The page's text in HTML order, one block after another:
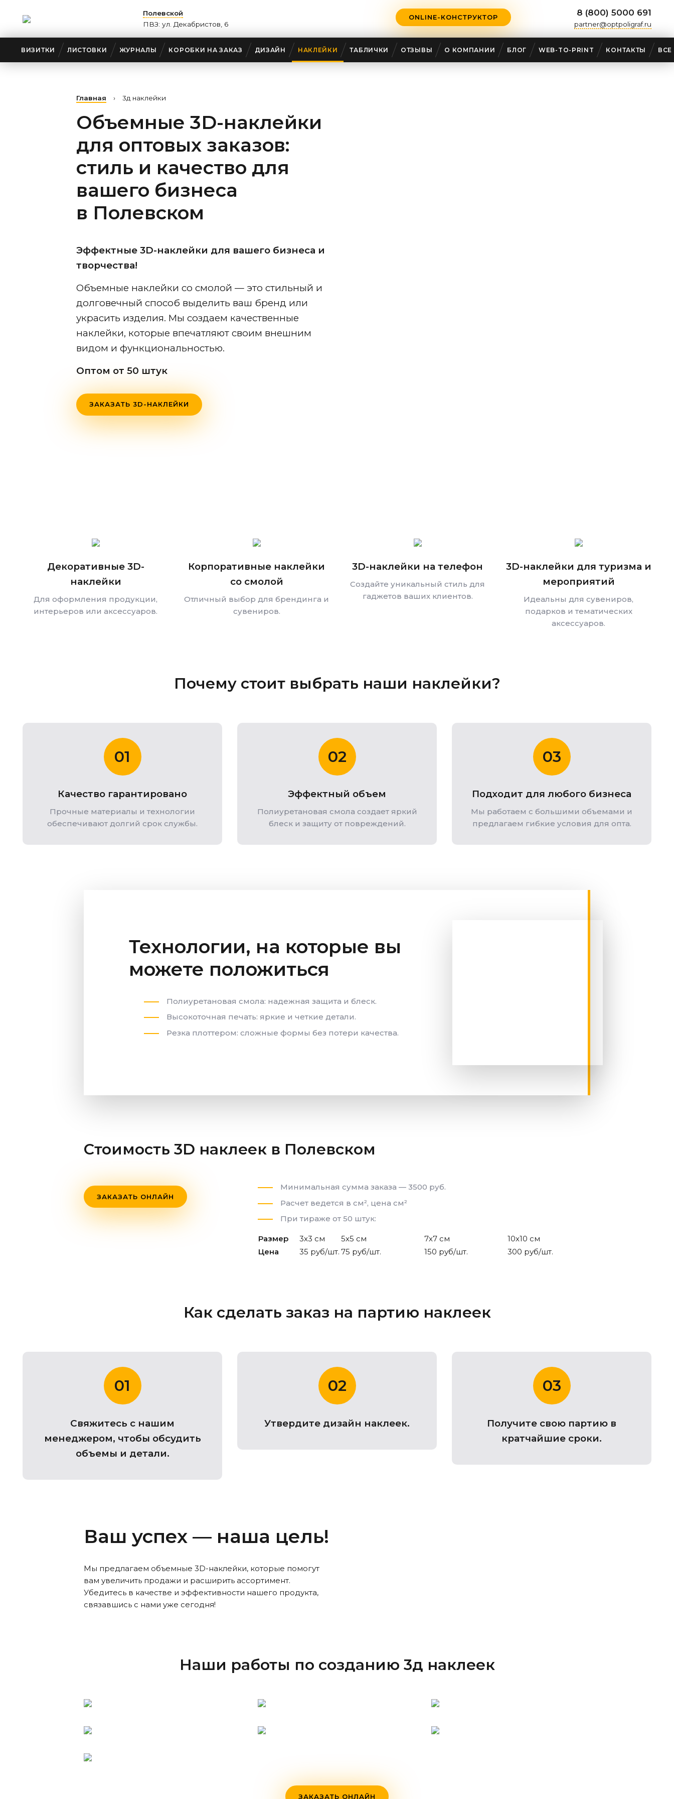
Полевской
ПВЗ: ул. Декабристов, 6
ONLINE-КОНСТРУКТОР 8 (800) 5000 691
partner@optpoligraf.ru
ВИЗИТКИ ЛИСТОВКИ ЖУРНАЛЫ КОРОБКИ НА ЗАКАЗ ДИЗАЙН НАКЛЕЙКИ ТАБЛИЧКИ ОТЗЫВЫ О КОМПАНИИ БЛОГ WEB-TO-PRINT КОНТАКТЫ ВСЕ
Главная › 3д наклейки
Объемные 3D-наклейки
для оптовых заказов:
стиль и качество для
вашего бизнеса
в Полевском
Эффектные 3D-наклейки для вашего бизнеса и
творчества!
Объемные наклейки со смолой — это стильный и
долговечный способ выделить ваш бренд или
украсить изделия. Мы создаем качественные
наклейки, которые впечатляют своим внешним
видом и функциональностью.
Оптом от 50 штук
ЗАКАЗАТЬ 3D-НАКЛЕЙКИ
Декоративные 3D-
наклейки
Для оформления продукции,
интерьеров или аксессуаров.
Корпоративные наклейки
со смолой
Отличный выбор для брендинга и
сувениров.
3D-наклейки на телефон
Создайте уникальный стиль для
гаджетов ваших клиентов.
3D-наклейки для туризма и
мероприятий
Идеальны для сувениров,
подарков и тематических
аксессуаров.
Почему стоит выбрать наши наклейки?
01
Качество гарантировано
Прочные материалы и технологии
обеспечивают долгий срок службы.
02
Эффектный объем
Полиуретановая смола создает яркий
блеск и защиту от повреждений.
03
Подходит для любого бизнеса
Мы работаем с большими объемами и
предлагаем гибкие условия для опта.
Технологии, на которые вы
можете положиться
Полиуретановая смола: надежная защита и блеск.
Высокоточная печать: яркие и четкие детали.
Резка плоттером: сложные формы без потери качества.
Стоимость 3D наклеек в Полевском
ЗАКАЗАТЬ ОНЛАЙН
Минимальная сумма заказа — 3500 руб.
Расчет ведется в см², цена см²
При тираже от 50 штук:
Размер 3х3 см 5х5 см 7х7 см
10х10 см
Цена
35 руб/шт. 75 руб/шт. 150 руб/шт. 300 руб/шт.
Как сделать заказ на партию наклеек
01
Свяжитесь с нашим
менеджером, чтобы обсудить
объемы и детали.
02
Утвердите дизайн наклеек.
03
Получите свою партию в
кратчайшие сроки.
Ваш успех — наша цель!
Мы предлагаем объемные 3D-наклейки, которые помогут
вам увеличить продажи и расширить ассортимент.
Убедитесь в качестве и эффективности нашего продукта,
связавшись с нами уже сегодня!
Наши работы по созданию 3д наклеек
ЗАКАЗАТЬ ОНЛАЙН